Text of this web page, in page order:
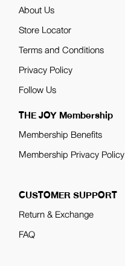
About Us
Store Locator
Terms and Conditions
Privacy Policy
Follow Us
THE JOY Membership
Membership Benefits
Membership Privacy Policy
CUSTOMER SUPPORT
Return & Exchange
FAQ